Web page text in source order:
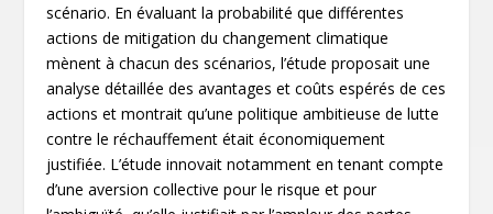
scénario. En évaluant la probabilité que différentes
actions de mitigation du changement climatique
mènent à chacun des scénarios, l’étude proposait une
analyse détaillée des avantages et coûts espérés de ces
actions et montrait qu’une politique ambitieuse de lutte
contre le réchauffement était économiquement
justifiée. L’étude innovait notamment en tenant compte
d’une aversion collective pour le risque et pour